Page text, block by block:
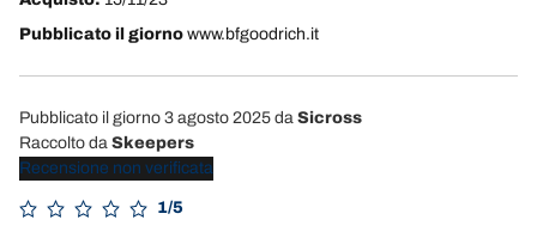
Pubblicato il giorno www.bfgoodrich.it
Pubblicato il giorno 3 agosto 2025 da Sicross
Raccolto da Skeepers
Recensione non verificata
1/5